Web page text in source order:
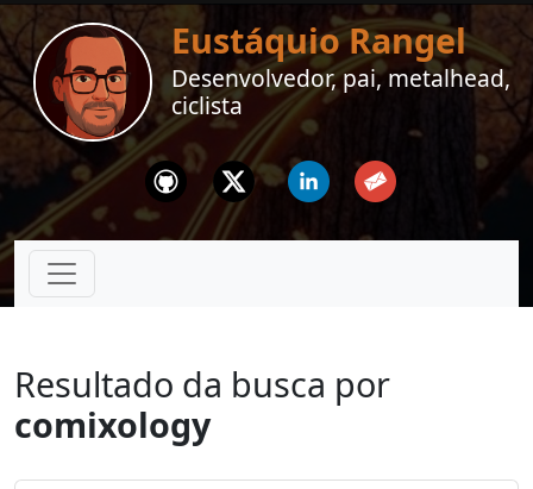
Eustáquio Rangel
Desenvolvedor, pai, metalhead,
ciclista
Github Twitter Linkedin Email
Resultado da busca por
comixology